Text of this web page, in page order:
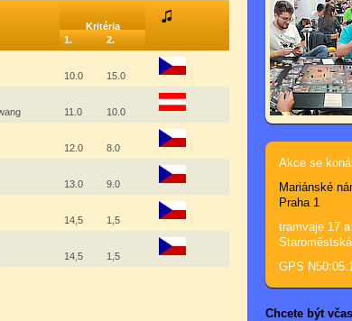
Kritéria
1.
2.
10.0 15.0
11.0 10.0
12.0 8.0
13.0 9.0
14,5 1,5
14,5 1,5
Akce se
Mariánské
Praha 1
tramvaje 17
Staroměstská
GPS
Chcete být